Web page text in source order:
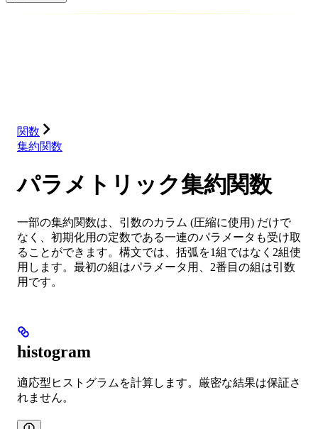
関数
集約関数
パラメトリック集約関数
一部の集約関数は、引数のカラム (圧縮に使用) だけで
なく、初期化用の定数である一連のパラメータも受け取
ることができます。構文では、括弧を1組ではなく2組使
用します。最初の組はパラメータ用、2番目の組は引数
用です。
histogram
適応型ヒストグラムを計算します。厳密な結果は保証さ
れません。